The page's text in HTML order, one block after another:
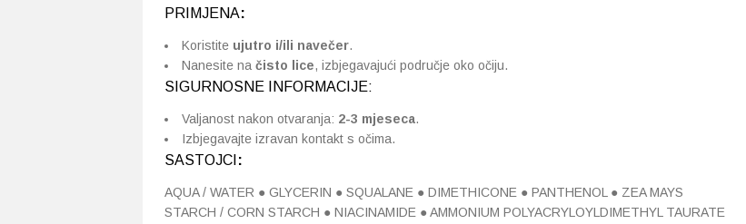
PRIMJENA:
Koristite ujutro i/ili navečer.
Nanesite na čisto lice, izbjegavajući područje oko očiju.
SIGURNOSNE INFORMACIJE:
Valjanost nakon otvaranja: 2-3 mjeseca.
Izbjegavajte izravan kontakt s očima.
SASTOJCI :
AQUA / WATER ● GLYCERIN ● SQUALANE ● DIMETHICONE ● PANTHENOL ● ZEA MAYS
STARCH / CORN STARCH ● NIACINAMIDE ● AMMONIUM POLYACRYLOYLDIMETHYL TAURATE